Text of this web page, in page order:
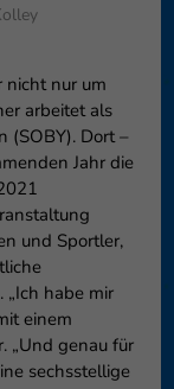
nicht nur um
arbeitet als
(SOBY). Dort –
Jahr die
und Sportler,
habe mir
einem
„Und genau für
sechsstellige
der Website
Medien (6)
von
Wenn Cookies von
Inhalte keiner